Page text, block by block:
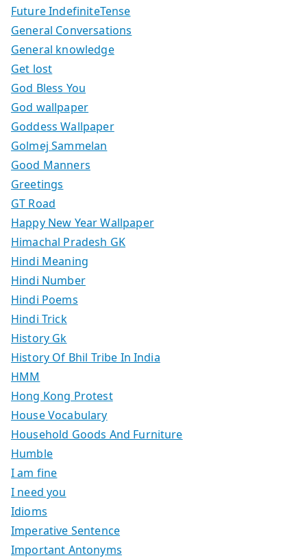
Future IndefiniteTense
General Conversations
General knowledge
Get lost
God Bless You
God wallpaper
Goddess Wallpaper
Golmej Sammelan
Good Manners
Greetings
GT Road
Happy New Year Wallpaper
Himachal Pradesh GK
Hindi Meaning
Hindi Number
Hindi Poems
Hindi Trick
History Gk
History Of Bhil Tribe In India
HMM
Hong Kong Protest
House Vocabulary
Household Goods And Furniture
Humble
I am fine
I need you
Idioms
Imperative Sentence
Important Antonyms